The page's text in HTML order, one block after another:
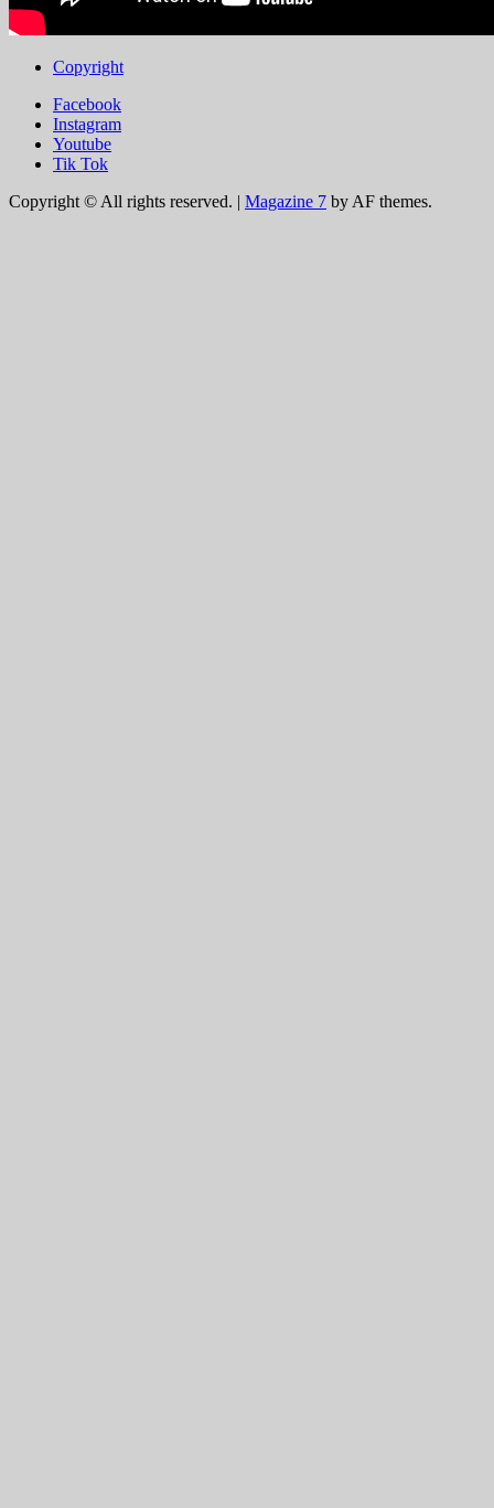
Copyright
Facebook
Instagram
Youtube
Tik Tok
Copyright © All rights reserved. | Magazine 7 by AF themes.